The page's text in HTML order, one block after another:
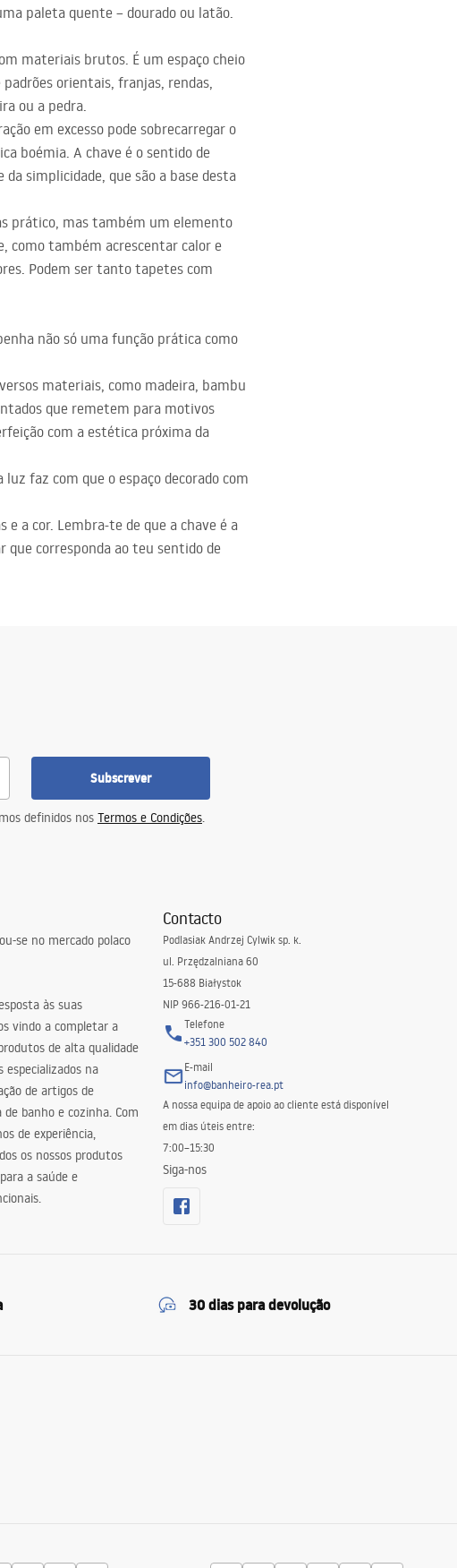
paleta quente – dourado ou latão.
materiais brutos. É um espaço cheio
orientais, franjas, rendas,
ou a pedra.
em excesso pode sobrecarregar o
boémia. A chave é o sentido de
simplicidade, que são a base desta
prático, mas também um elemento
como também acrescentar calor e
Podem ser tanto tapetes com
não só uma função prática como
materiais, como madeira, bambu
que remetem para motivos
com a estética próxima da
faz com que o espaço decorado com
a cor. Lembra-te de que a chave é a
que corresponda ao teu sentido de
Subscrever
definidos nos Termos e Condições.
se no mercado polaco
às suas
vindo a completar a
de alta qualidade
especializados na
de artigos de
banho e cozinha. Com
de experiência,
os nossos produtos
a saúde e
Contacto
Podlasiak Andrzej Cylwik sp. k.
ul. Przędzalniana 60
15-688 Białystok
NIP 966-216-01-21
Telefone
+351 300 502 840
E-mail
info@banheiro-rea.pt
A nossa equipa de apoio ao cliente está disponível
em dias úteis entre:
7:00–15:30
Siga-nos
30 dias para devolução